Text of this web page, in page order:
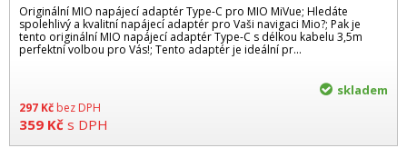
Originální MIO napájecí adaptér Type-C pro MIO MiVue; Hledáte
spolehlivý a kvalitní napájecí adaptér pro Vaši navigaci Mio?; Pak je
tento originální MIO napájecí adaptér Type-C s délkou kabelu 3,5m
perfektní volbou pro Vás!; Tento adaptér je ideální pr...
297 Kč bez DPH
359 Kč s DPH
skladem